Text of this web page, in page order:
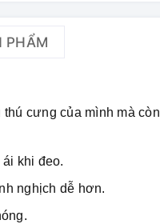
PHẨM
cưng của mình mà còn
khi đeo.
nghịch dễ hơn.